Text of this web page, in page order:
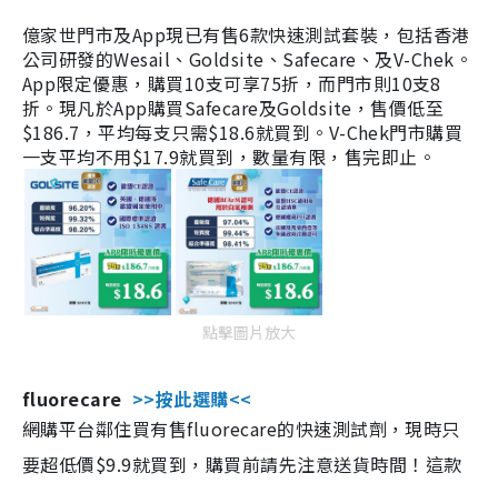
億家世門市及App現已有售6款快速測試套裝，包括香港
公司研發的Wesail、Goldsite、Safecare、及V-Chek。
App限定優惠，購買10支可享75折，而門市則10支8
折。現凡於App購買Safecare及Goldsite，售價低至
$186.7，平均每支只需$18.6就買到。V-Chek門市購買
一支平均不用$17.9就買到，數量有限，售完即止。
點擊圖片放大
fluorecare >>按此選購<<
網購平台鄰住買有售fluorecare的快速測試劑，現時只
要超低價$9.9就買到，購買前請先注意送貨時間！這款